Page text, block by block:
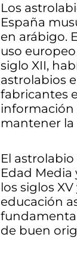
Los
España
en arábigo.
uso
siglo XII,
astrolabios
fabricantes
información
mantener la
El
Edad
los siglos
educación
de buen